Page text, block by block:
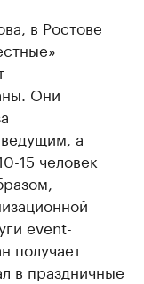
в Ростове
Они
а
15 человек
event-
получает
в праздничные